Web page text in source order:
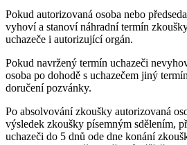
Pokud autorizovaná osoba nebo
vyhoví a stanoví náhradní termín
uchazeče i autorizující orgán.
Pokud navržený termín uchazeči
osoba po dohodě s uchazečem jiný
doručení pozvánky.
Po absolvování zkoušky autorizovaná
výsledek zkoušky písemným sdělením,
uchazeči do 5 dnů ode dne konání